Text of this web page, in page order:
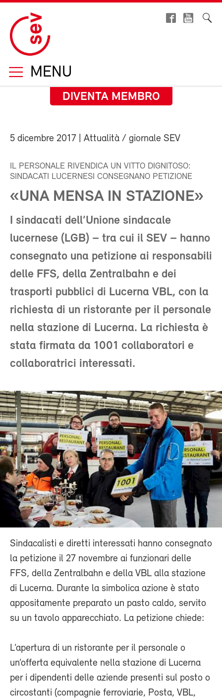
MENU
DIVENTA MEMBRO
5 dicembre 2017 | Attualità / giornale SEV
IL PERSONALE RIVENDICA UN VITTO DIGNITOSO:
SINDACATI LUCERNESI CONSEGNANO PETIZIONE
«UNA MENSA IN STAZIONE»
I sindacati dell’Unione sindacale
lucernese (LGB) – tra cui il SEV – hanno
consegnato una petizione ai responsabili
delle FFS, della Zentralbahn e dei
trasporti pubblici di Lucerna VBL, con la
richiesta di un ristorante per il personale
nella stazione di Lucerna. La richiesta è
stata firmata da 1001 collaboratori e
collaboratrici interessati.
Sindacalisti e diretti interessati hanno consegnato
la petizione il 27 novembre ai funzionari delle
FFS, della Zentralbahn e della VBL alla stazione
di Lucerna. Durante la simbolica azione è stato
appositamente preparato un pasto caldo, servito
su un tavolo apparecchiato. La petizione chiede:
L’apertura di un ristorante per il personale o
un’offerta equivalente nella stazione di Lucerna
per i dipendenti delle aziende presenti sul posto o
circostanti (compagnie ferroviarie, Posta, VBL,